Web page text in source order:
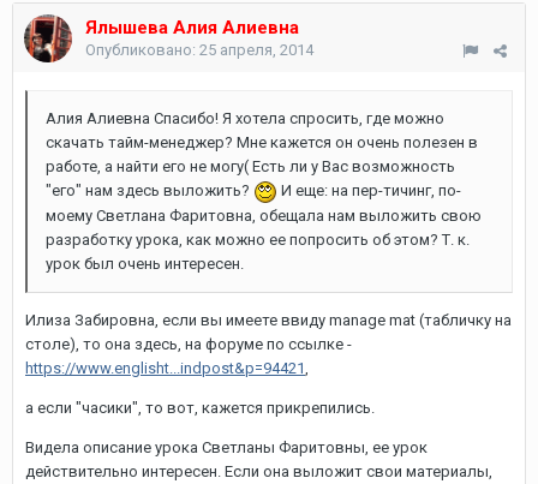
Ялышева Алия Алиевна
Опубликовано: 25 апреля, 2014
Алия Алиевна Спасибо! Я хотела спросить, где можно
скачать тайм-менеджер? Мне кажется он очень полезен в
работе, а найти его не могу( Есть ли у Вас возможность
"его" нам здесь выложить?
И еще: на пер-тичинг, по-
моему Светлана Фаритовна, обещала нам выложить свою
разработку урока, как можно ее попросить об этом? Т. к.
урок был очень интересен.
Илиза Забировна, если вы имеете ввиду manage mat (табличку на
столе), то она здесь, на форуме по ссылке -
https://www.englisht...indpost&p=94421
а если "часики", то вот, кажется прикрепились.
Видела описание урока Светланы Фаритовны, ее урок
действительно интересен. Если она выложит свои материалы,